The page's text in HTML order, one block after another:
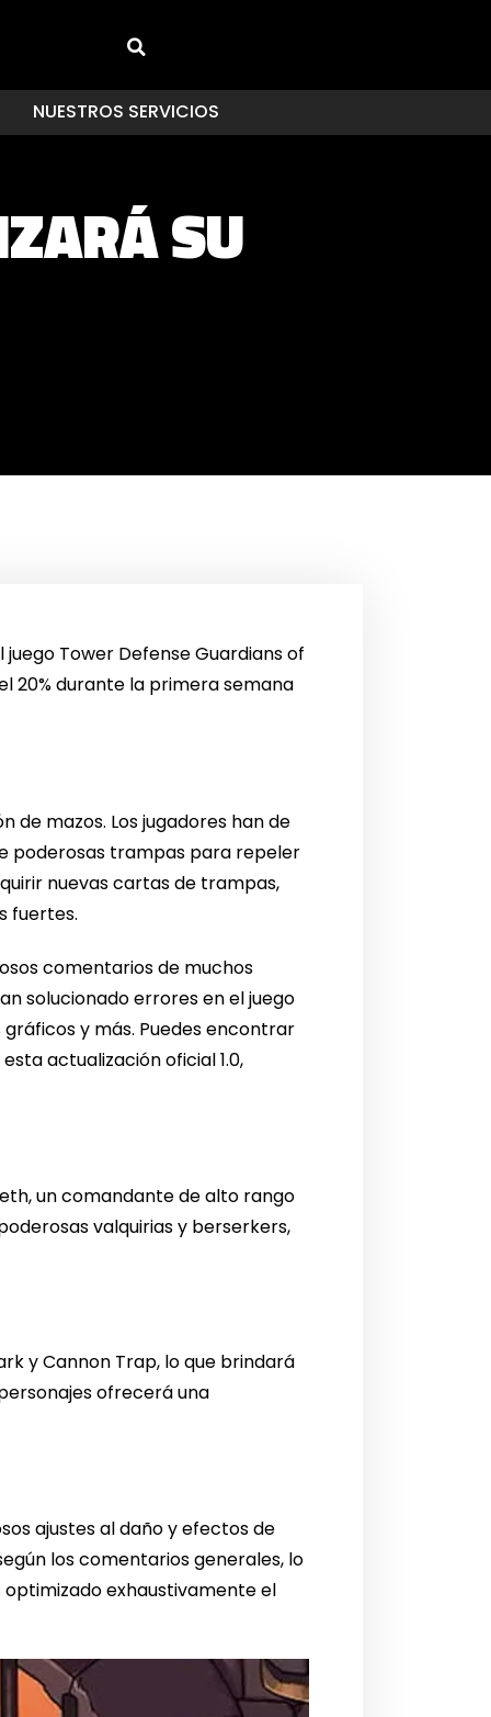
NUESTROS SERVICIOS
SU
Tower Defense Guardians of
20% durante la primera semana
de mazos. Los jugadores han de
poderosas trampas para repeler
nuevas cartas de trampas,
fuertes.
comentarios de muchos
solucionado errores en el juego
y más. Puedes encontrar
actualización oficial 1.0,
un comandante de alto rango
valquirias y berserkers,
y Cannon Trap, lo que brindará
ofrecerá una
ajustes al daño y efectos de
los comentarios generales, lo
exhaustivamente el